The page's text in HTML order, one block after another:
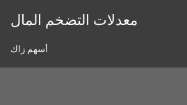
معدلات التضخم المال
أسهم زاك